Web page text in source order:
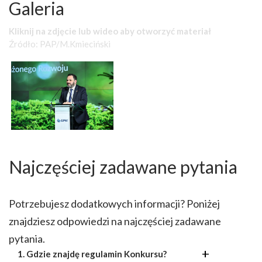
Galeria
Kliknij na zdjęcie lub wideo aby otworzyć materiał
Źródło: PAP/M.Kmieciński
Najczęściej zadawane pytania
Potrzebujesz dodatkowych informacji? Poniżej
znajdziesz odpowiedzi na najczęściej zadawane
pytania.
1. Gdzie znajdę regulamin Konkursu?